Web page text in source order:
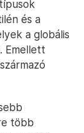
és a
a globális
Emellett
több